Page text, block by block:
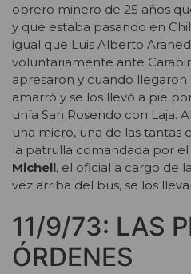
obrero minero de 25 años
y que estaba pasando en
igual que Luis Alberto
voluntariamente ante
apresaron y cuando llegaron
amarró y se los llevó a pie
unía San Rosendo con Laja.
una micro, una de las tantas
la patrulla comandada por el
Michell, el oficial a cargo de
vez arriba del bus, se los
11/9/73: LAS
ÓRDENES